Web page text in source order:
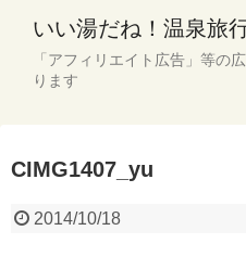
いい湯だね！温泉旅
「アフィリエイト広告」等の
ります
CIMG1407_yu
2014/10/18